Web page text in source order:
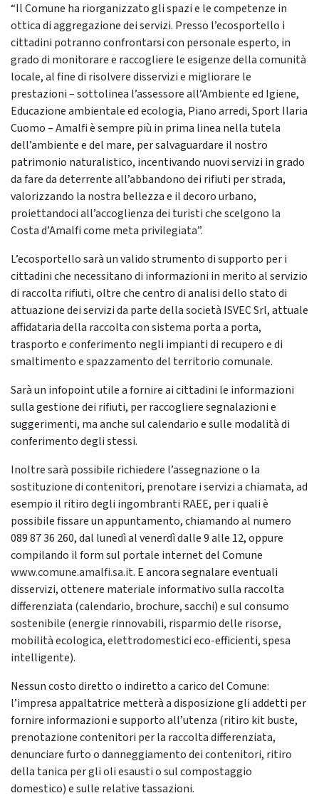
“Il Comune ha riorganizzato gli spazi e le competenze in
ottica di aggregazione dei servizi. Presso l’ecosportello i
cittadini potranno confrontarsi con personale esperto, in
grado di monitorare e raccogliere le esigenze della comunità
locale, al fine di risolvere disservizi e migliorare le
prestazioni – sottolinea l’assessore all’Ambiente ed Igiene,
Educazione ambientale ed ecologia, Piano arredi, Sport Ilaria
Cuomo – Amalfi è sempre più in prima linea nella tutela
dell’ambiente e del mare, per salvaguardare il nostro
patrimonio naturalistico, incentivando nuovi servizi in grado
da fare da deterrente all’abbandono dei rifiuti per strada,
valorizzando la nostra bellezza e il decoro urbano,
proiettandoci all’accoglienza dei turisti che scelgono la
Costa d’Amalfi come meta privilegiata”.
L’ecosportello sarà un valido strumento di supporto per i
cittadini che necessitano di informazioni in merito al servizio
di raccolta rifiuti, oltre che centro di analisi dello stato di
attuazione dei servizi da parte della società ISVEC Srl, attuale
affidataria della raccolta con sistema porta a porta,
trasporto e conferimento negli impianti di recupero e di
smaltimento e spazzamento del territorio comunale.
Sarà un infopoint utile a fornire ai cittadini le informazioni
sulla gestione dei rifiuti, per raccogliere segnalazioni e
suggerimenti, ma anche sul calendario e sulle modalità di
conferimento degli stessi.
Inoltre sarà possibile richiedere l’assegnazione o la
sostituzione di contenitori, prenotare i servizi a chiamata, ad
esempio il ritiro degli ingombranti RAEE, per i quali è
possibile fissare un appuntamento, chiamando al numero
089 87 36 260, dal lunedì al venerdì dalle 9 alle 12, oppure
compilando il form sul portale internet del Comune
www.comune.amalfi.sa.it. E ancora segnalare eventuali
disservizi, ottenere materiale informativo sulla raccolta
differenziata (calendario, brochure, sacchi) e sul consumo
sostenibile (energie rinnovabili, risparmio delle risorse,
mobilità ecologica, elettrodomestici eco-efficienti, spesa
intelligente).
Nessun costo diretto o indiretto a carico del Comune:
l’impresa appaltatrice metterà a disposizione gli addetti per
fornire informazioni e supporto all’utenza (ritiro kit buste,
prenotazione contenitori per la raccolta differenziata,
denunciare furto o danneggiamento dei contenitori, ritiro
della tanica per gli oli esausti o sul compostaggio
domestico) e sulle relative tassazioni.